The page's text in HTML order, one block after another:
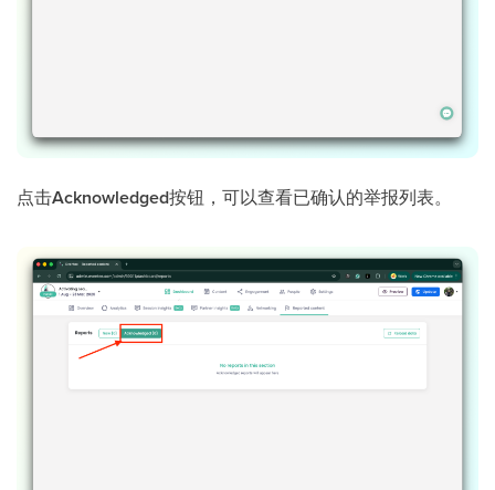
点击Acknowledged按钮，可以查看已确认的举报列表。